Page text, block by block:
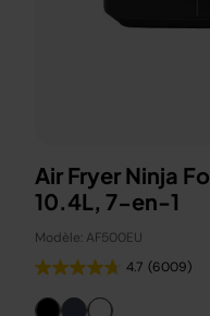
Air Fryer Ninja
10.4L, 7-en-1
Modèle: AF500EU
4.7 (6009)